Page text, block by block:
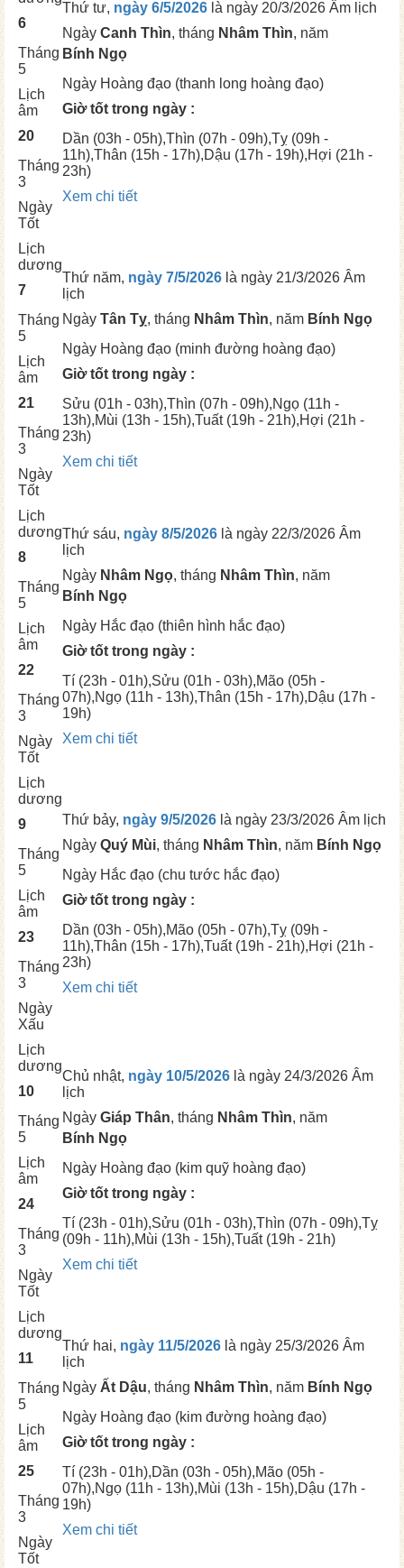
6
Tháng
5
Lịch
âm
20
Tháng
3
Ngày
Tốt
Thứ tư, ngày 6/5/2026 là ngày 20/3/2026 Âm lịch
Ngày Canh Thìn, tháng Nhâm Thìn, năm
Bính Ngọ
Ngày Hoàng đạo (thanh long hoàng đạo)
Giờ tốt trong ngày :
Dần (03h - 05h),Thìn (07h - 09h),Tỵ (09h -
11h),Thân (15h - 17h),Dậu (17h - 19h),Hợi (21h -
23h)
Xem chi tiết
Lịch
dương
7
Tháng
5
Lịch
âm
21
Tháng
3
Ngày
Tốt
Thứ năm, ngày 7/5/2026 là ngày 21/3/2026 Âm
lịch
Ngày Tân Tỵ, tháng Nhâm Thìn, năm Bính Ngọ
Ngày Hoàng đạo (minh đường hoàng đạo)
Giờ tốt trong ngày :
Sửu (01h - 03h),Thìn (07h - 09h),Ngọ (11h -
13h),Mùi (13h - 15h),Tuất(19h - 21h),Hợi (21h -
23h)
Xem chi tiết
Lịch
dương
8
Tháng
5
Lịch
âm
22
Tháng
3
Ngày
Tốt
Thứ sáu, ngày 8/5/2026 là ngày 22/3/2026 Âm
lịch
Ngày Nhâm Ngọ, tháng Nhâm Thìn, năm
Bính Ngọ
Ngày Hắc đạo (thiên hình hắc đạo)
Giờ tốt trong ngày :
Tí (23h - 01h),Sửu (01h - 03h),Mão (05h -
07h),Ngọ (11h - 13h),Thân (15h - 17h),Dậu (17h -
19h)
Xem chi tiết
Lịch
dương
9
Tháng
5
Lịch
âm
23
Tháng
3
Ngày
Xấu
Thứ bảy, ngày 9/5/2026 là ngày 23/3/2026 Âm lịch
Ngày Quý Mùi, tháng Nhâm Thìn, năm Bính Ngọ
Ngày Hắc đạo (chu tước hắc đạo)
Giờ tốt trong ngày :
Dần (03h - 05h),Mão (05h - 07h),Tỵ (09h -
11h),Thân (15h - 17h),Tuất(19h - 21h),Hợi (21h -
23h)
Xem chi tiết
Lịch
dương
10
Tháng
5
Lịch
âm
24
Tháng
3
Ngày
Tốt
Chủ nhật, ngày 10/5/2026 là ngày 24/3/2026 Âm
lịch
Ngày Giáp Thân, tháng Nhâm Thìn, năm
Bính Ngọ
Ngày Hoàng đạo (kim quỹ hoàng đạo)
Giờ tốt trong ngày :
Tí (23h - 01h),Sửu (01h - 03h),Thìn (07h - 09h),Tỵ
(09h - 11h),Mùi (13h - 15h),Tuất(19h - 21h)
Xem chi tiết
Lịch
dương
11
Tháng
5
Lịch
âm
25
Tháng
3
Ngày
Tốt
Thứ hai, ngày 11/5/2026 là ngày 25/3/2026 Âm
lịch
Ngày Ất Dậu, tháng Nhâm Thìn, năm Bính Ngọ
Ngày Hoàng đạo (kim đường hoàng đạo)
Giờ tốt trong ngày :
Tí (23h - 01h),Dần (03h - 05h),Mão (05h -
07h),Ngọ (11h - 13h),Mùi (13h - 15h),Dậu (17h -
19h)
Xem chi tiết